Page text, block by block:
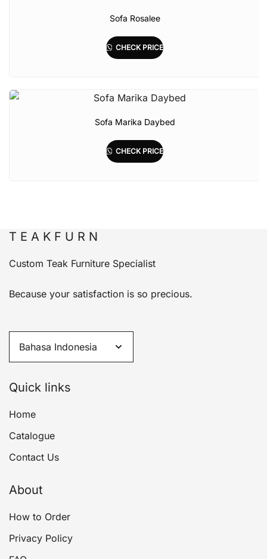
Sofa Rosalee
CHECK PRICE
Sofa Marika Daybed
CHECK PRICE
T E A K F U R N
Custom Teak Furniture Specialist
Because your satisfaction is so precious.
Quick links
Home
Catalogue
Contact Us
About
How to Order
Privacy Policy